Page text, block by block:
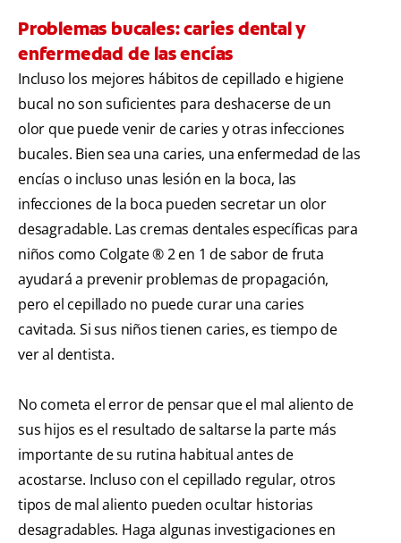
Problemas bucales: caries dental y
enfermedad de las encías
Incluso los mejores hábitos de cepillado e higiene
bucal no son suficientes para deshacerse de un
olor que puede venir de caries y otras infecciones
bucales. Bien sea una caries, una enfermedad de las
encías o incluso unas lesión en la boca, las
infecciones de la boca pueden secretar un olor
desagradable. Las cremas dentales específicas para
niños como Colgate ® 2 en 1 de sabor de fruta
ayudará a prevenir problemas de propagación,
pero el cepillado no puede curar una caries
cavitada. Si sus niños tienen caries, es tiempo de
ver al dentista.
No cometa el error de pensar que el mal aliento de
sus hijos es el resultado de saltarse la parte más
importante de su rutina habitual antes de
acostarse. Incluso con el cepillado regular, otros
tipos de mal aliento pueden ocultar historias
desagradables. Haga algunas investigaciones en